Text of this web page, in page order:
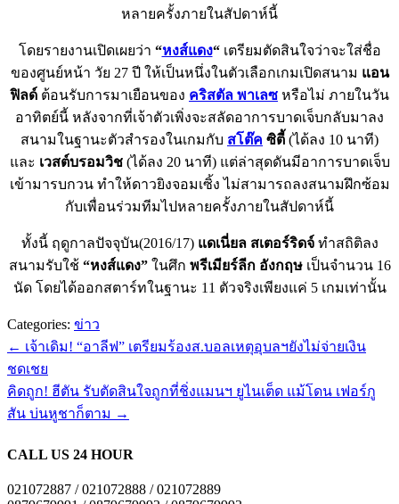
หลายครั้งภายในสัปดาห์นี้
โดยรายงานเปิดเผยว่า “หงส์แดง“เตรียมตัดสินใจว่าจะใส่ชื่อ
ของศูนย์หน้า วัย 27 ปี ให้เป็นหนึ่งในตัวเลือกเกมเปิดสนาม แอน
ฟิลด์ ต้อนรับการมาเยือนของ คริสตัล พาเลซ หรือไม่ ภายในวัน
อาทิตย์นี้ หลังจากที่เจ้าตัวเพิ่งจะสลัดอาการบาดเจ็บกลับมาลง
สนามในฐานะตัวสำรองในเกมกับ สโต๊ค ซิตี้ (ได้ลง 10 นาที)
และ เวสต์บรอมวิช(ได้ลง 20 นาที) แต่ล่าสุดดันมีอาการบาดเจ็บ
เข้ามารบกวน ทำให้ดาวยิงจอมเซิ้ง ไม่สามารถลงสนามฝึกซ้อม
กับเพื่อนร่วมทีมไปหลายครั้งภายในสัปดาห์นี้
ทั้งนี้ ฤดูกาลปัจจุบัน(2016/17) แดเนี่ยล สเตอร์ริดจ์ทำสถิติลง
สนามรับใช้ “หงส์แดง”ในศึก พรีเมียร์ลีก อังกฤษเป็นจำนวน 16
นัด โดยได้ออกสตาร์ทในฐานะ 11 ตัวจริงเพียงแค่ 5 เกมเท่านั้น
Categories: ข่าว
← เจ้าเดิม! “อาลีฟ” เตรียมร้องส.บอลเหตุอุบลฯยังไม่จ่ายเงิน
ชดเชย
คิดถูก! ฮีตัน รับตัดสินใจถูกที่ชิ่งแมนฯ ยูไนเต็ด แม้โดน เฟอร์กู
สัน บ่นหูชาก็ตาม →
CALL US 24 HOUR
021072887 / 021072888 / 021072889